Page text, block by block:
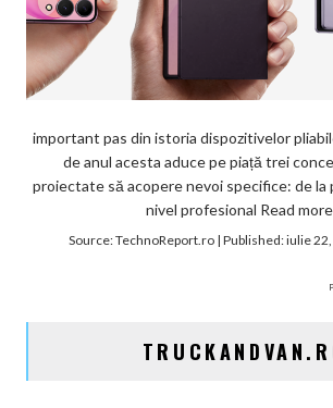
important pas din istoria dispozitivelor
de anul acesta aduce pe piață trei
proiectate să acopere nevoi specifice: de
nivel profesional Read more
Source:TechnoReport.ro| Published:iulie